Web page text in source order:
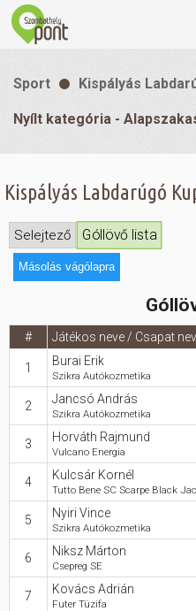
Programok
Gasztronómia
Szállás
Sport
Szabadidő
Hasznos
Sport Kispályás
Nyílt kategória -
Selejtező Góllövő lista
Másolás vágólapra
# Játékos neve / Csapat
1 Burai Erik
Szikra Autókozmetika
2 Jancsó András
Szikra Autókozmetika
3 Horváth Rajmund
Vulcano Energia
4 Kulcsár Kornél
Tutto Bene SC Scarpe Black
5 Nyiri Vince
Szikra Autókozmetika
6 Niksz Márton
Csepreg SE
7 Kovács Adrián
Futer Tüzifa